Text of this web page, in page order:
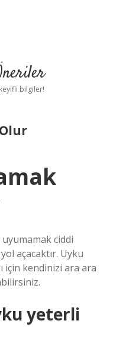
bilgiler!
ciddi
açacaktır. Uyku
için kendinizi ara ara
yeterli